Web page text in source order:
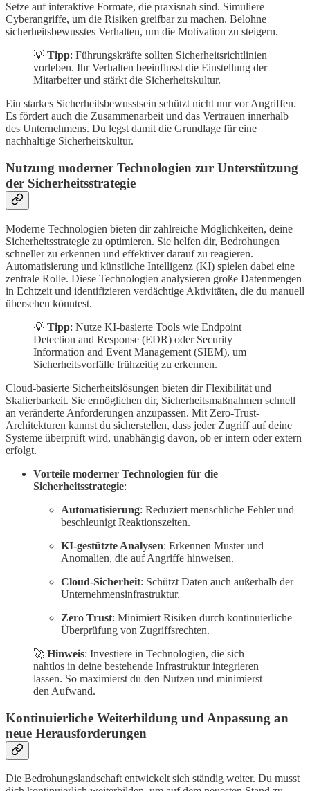
Setze auf interaktive Formate, die praxisnah sind. Simuliere
Cyberangriffe, um die Risiken greifbar zu machen. Belohne
sicherheitsbewusstes Verhalten, um die Motivation zu steigern.
💡 Tipp: Führungskräfte sollten Sicherheitsrichtlinien
vorleben. Ihr Verhalten beeinflusst die Einstellung der
Mitarbeiter und stärkt die Sicherheitskultur.
Ein starkes Sicherheitsbewusstsein schützt nicht nur vor Angriffen.
Es fördert auch die Zusammenarbeit und das Vertrauen innerhalb
des Unternehmens. Du legst damit die Grundlage für eine
nachhaltige Sicherheitskultur.
Nutzung moderner Technologien zur Unterstützung
der Sicherheitsstrategie
Moderne Technologien bieten dir zahlreiche Möglichkeiten, deine
Sicherheitsstrategie zu optimieren. Sie helfen dir, Bedrohungen
schneller zu erkennen und effektiver darauf zu reagieren.
Automatisierung und künstliche Intelligenz (KI) spielen dabei eine
zentrale Rolle. Diese Technologien analysieren große Datenmengen
in Echtzeit und identifizieren verdächtige Aktivitäten, die du manuell
übersehen könntest.
💡 Tipp: Nutze KI-basierte Tools wie Endpoint
Detection and Response (EDR) oder Security
Information and Event Management (SIEM), um
Sicherheitsvorfälle frühzeitig zu erkennen.
Cloud-basierte Sicherheitslösungen bieten dir Flexibilität und
Skalierbarkeit. Sie ermöglichen dir, Sicherheitsmaßnahmen schnell
an veränderte Anforderungen anzupassen. Mit Zero-Trust-
Architekturen kannst du sicherstellen, dass jeder Zugriff auf deine
Systeme überprüft wird, unabhängig davon, ob er intern oder extern
erfolgt.
Vorteile moderner Technologien für die
Sicherheitsstrategie:
Automatisierung: Reduziert menschliche Fehler und
beschleunigt Reaktionszeiten.
KI-gestützte Analysen: Erkennen Muster und
Anomalien, die auf Angriffe hinweisen.
Cloud-Sicherheit: Schützt Daten auch außerhalb der
Unternehmensinfrastruktur.
Zero Trust: Minimiert Risiken durch kontinuierliche
Überprüfung von Zugriffsrechten.
🚀 Hinweis: Investiere in Technologien, die sich
nahtlos in deine bestehende Infrastruktur integrieren
lassen. So maximierst du den Nutzen und minimierst
den Aufwand.
Kontinuierliche Weiterbildung und Anpassung an
neue Herausforderungen
Die Bedrohungslandschaft entwickelt sich ständig weiter. Du musst